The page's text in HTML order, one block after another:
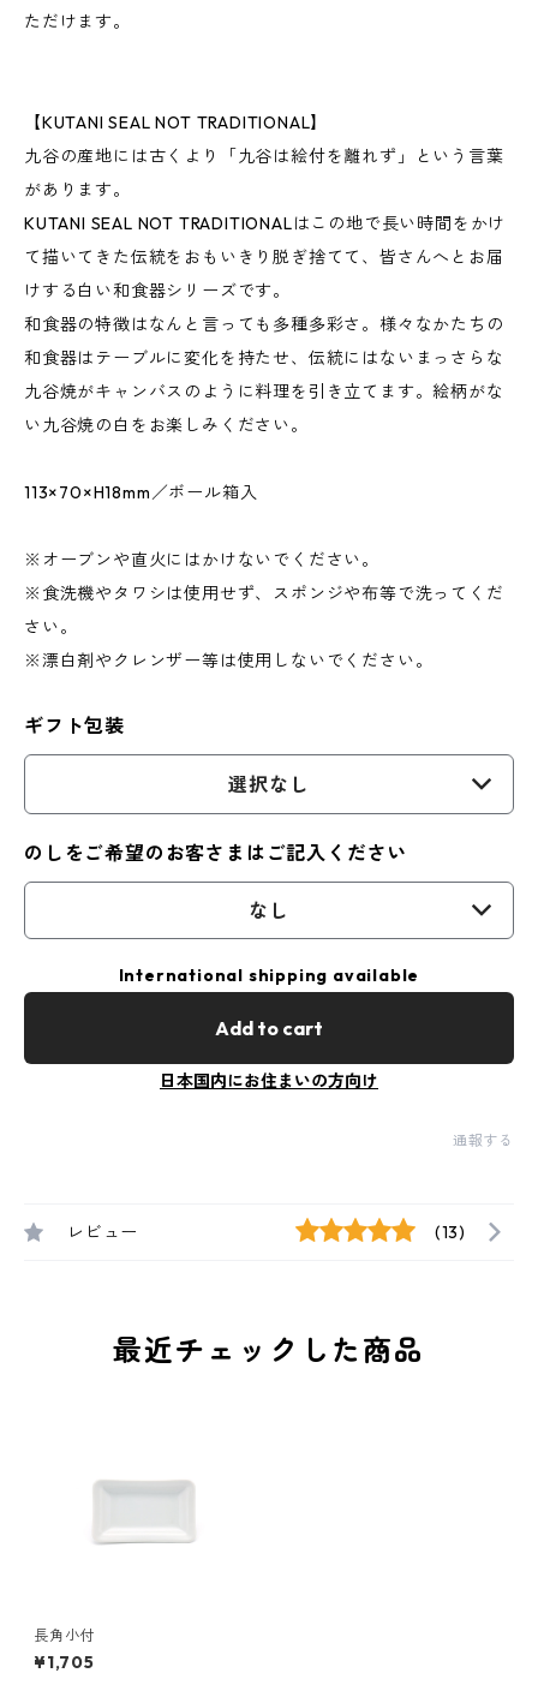
ただけます。
【KUTANI SEAL NOT TRADITIONAL】
九谷の産地には古くより「九谷は絵付を離れず」という言葉
があります。
KUTANI SEAL NOT TRADITIONALはこの地で長い時間をかけ
て描いてきた伝統をおもいきり脱ぎ捨てて、皆さんへとお届
けする白い和食器シリーズです。
和食器の特徴はなんと言っても多種多彩さ。様々なかたちの
和食器はテーブルに変化を持たせ、伝統にはないまっさらな
九谷焼がキャンバスのように料理を引き立てます。絵柄がな
い九谷焼の白をお楽しみください。
113×70×H18mm／ボール箱入
※オーブンや直火にはかけないでください。
※食洗機やタワシは使用せず、スポンジや布等で洗ってくだ
さい。
※漂白剤やクレンザー等は使用しないでください。
ギフト包装
選択なし
のしをご希望のお客さまはご記入ください
なし
International shipping available
Add to cart
日本国内にお住まいの方向け
通報する
レビュー (13)
最近チェックした商品
長角小付
¥1,705